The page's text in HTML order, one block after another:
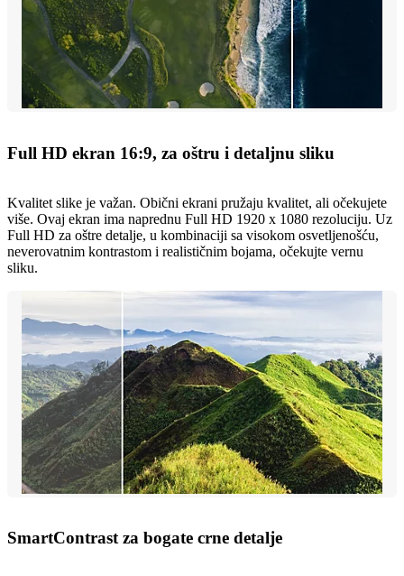
Full HD ekran 16:9, za oštru i detaljnu sliku
Kvalitet slike je važan. Obični ekrani pružaju kvalitet, ali očekujete
više. Ovaj ekran ima naprednu Full HD 1920 x 1080 rezoluciju. Uz
Full HD za oštre detalje, u kombinaciji sa visokom osvetljenošću,
neverovatnim kontrastom i realističnim bojama, očekujte vernu
sliku.
SmartContrast za bogate crne detalje